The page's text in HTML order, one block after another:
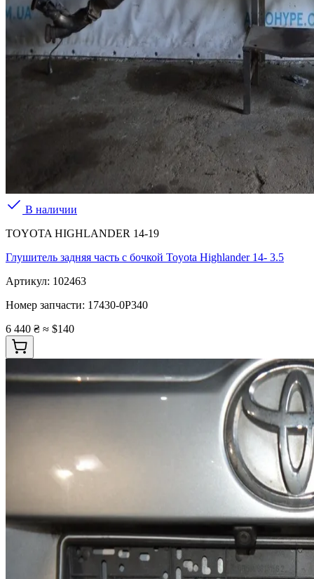
В наличии
TOYOTA HIGHLANDER 14-19
Глушитель задняя часть с бочкой Toyota Highlander 14- 3.5
Артикул: 102463
Номер запчасти: 17430-0P340
6 440 ₴ ≈ $140